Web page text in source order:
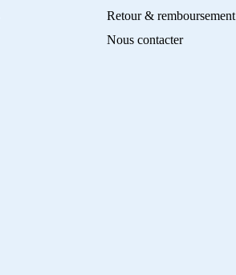
Retour & remboursement
Nous contacter